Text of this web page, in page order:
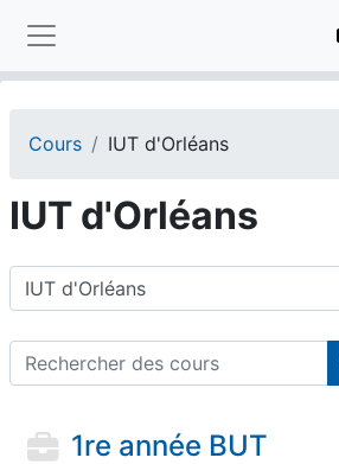
Panneau latéral
Cours IUT d'Orléans
IUT d'Orléans
Catégories de cours
Rechercher des cours
1re année BUT